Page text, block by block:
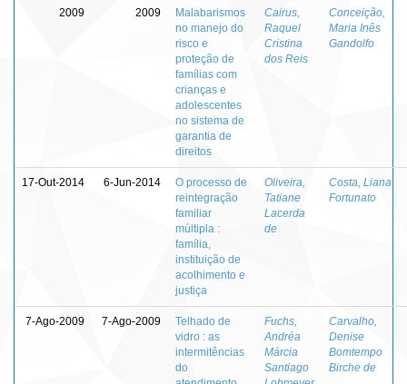
2009 2009
Malabarismos
no manejo do
risco e
proteção de
famílias com
crianças e
adolescentes
no sistema de
garantia de
direitos
Cairus,
Raquel
Cristina
dos Reis
Conceição,
Maria Inês
Gandolfo
17-Out-2014 6-Jun-2014
O processo de
reintegração
familiar
múltipla :
família,
instituição de
acolhimento e
justiça
Oliveira,
Tatiane
Lacerda
de
Costa, Liana
Fortunato
7-Ago-2009 7-Ago-2009
Telhado de
vidro : as
intermitências
do
Fuchs,
Andréa
Márcia
Santiago
Carvalho,
Denise
Bomtempo
Birche de